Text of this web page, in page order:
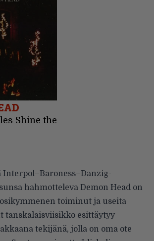
Shine the
Interpol–Baroness–Danzig-
hahmotteleva Demon Head on
toiminut ja useita
tanskalaisviisikko esittäytyy
tekijänä, jolla on oma ote